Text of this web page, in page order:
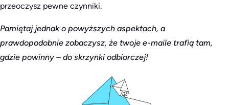
przeoczysz pewne czynniki.
Pamiętaj jednak o powyższych aspektach, a
prawdopodobnie zobaczysz, że twoje e-maile trafią tam,
gdzie powinny – do skrzynki odbiorczej!